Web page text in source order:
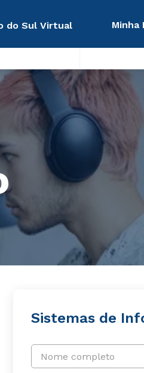
do Sul Virtual Minha
Sistemas de
Nome completo